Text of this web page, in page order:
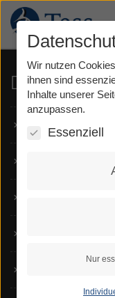
Direkt
zum
Inhalt
Download Flyer
Dienste
Wir nutzen
ihnen sind
Inhalte unserer
anzupassen.
Essenziell
Nur